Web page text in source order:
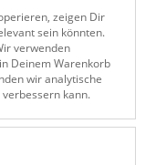
zeigen Dir
sein könnten.
verwenden
Deinem Warenkorb
wir analytische
kann.